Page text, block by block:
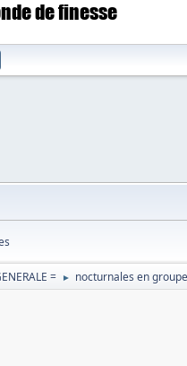
de finesse
= ► nocturnales en groupe